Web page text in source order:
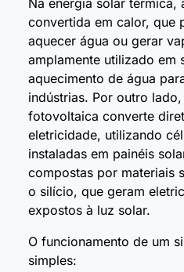
convertida em calor, que
aquecer água ou gerar
amplamente utilizado em
aquecimento de água
indústrias. Por outro
fotovoltaica converte
eletricidade, utilizando
instaladas em painéis
compostas por materiais
o silício, que geram
expostos à luz solar.
O funcionamento de um
simples: